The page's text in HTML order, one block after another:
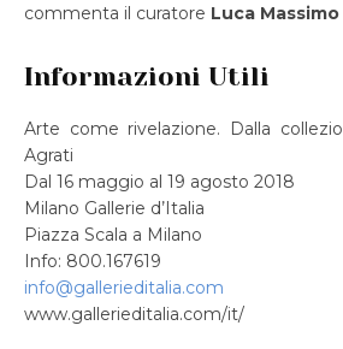
commenta il curatore Luca
Informazioni Utili
Arte come rivelazione. Dalla
Agrati
Dal 16 maggio al 19 agosto 2018
Milano Gallerie d’Italia
Piazza Scala a Milano
Info: 800.167619
info@gallerieditalia.com
www.gallerieditalia.com/it/